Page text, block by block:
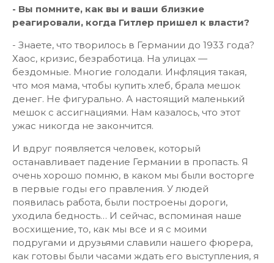
- Вы помните, как вы и ваши близкие
реагировали, когда Гитлер пришел к власти?
- Знаете, что творилось в Германии до 1933 года?
Хаос, кризис, безработица. На улицах —
бездомные. Многие голодали. Инфляция такая,
что моя мама, чтобы купить хлеб, брала мешок
денег. Не фигурально. А настоящий маленький
мешок с ассигнациями. Нам казалось, что этот
ужас никогда не закончится.
И вдруг появляется человек, который
останавливает падение Германии в пропасть. Я
очень хорошо помню, в каком мы были восторге
в первые годы его правления. У людей
появилась работа, были построены дороги,
уходила бедность… И сейчас, вспоминая наше
восхищение, то, как мы все и я с моими
подругами и друзьями славили нашего фюрера,
как готовы были часами ждать его выступления, я